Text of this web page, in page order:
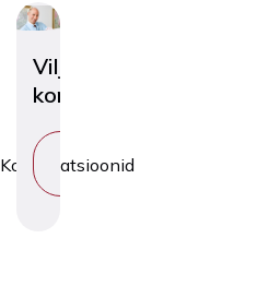
Konsultatsioonid
Viljatusraviarsti
konsultatsioon
TEENUST